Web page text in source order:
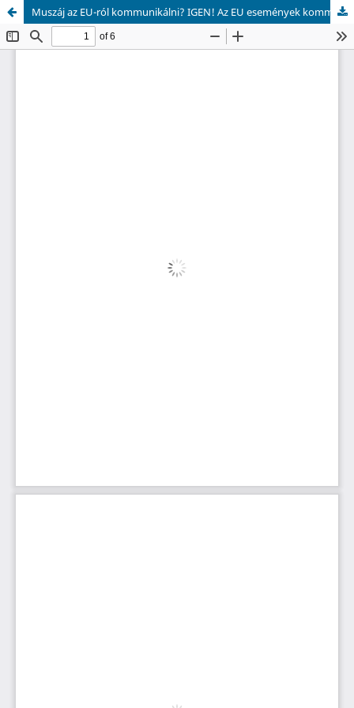
Muszáj az EU-ról kommunikálni? IGEN! Az EU események kommunikációja és nem kommunikációja az EU-ban: kudarcok és sikerek